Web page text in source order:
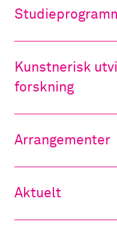
Kunstnerisk
forskning
Arrangementer
Aktuelt